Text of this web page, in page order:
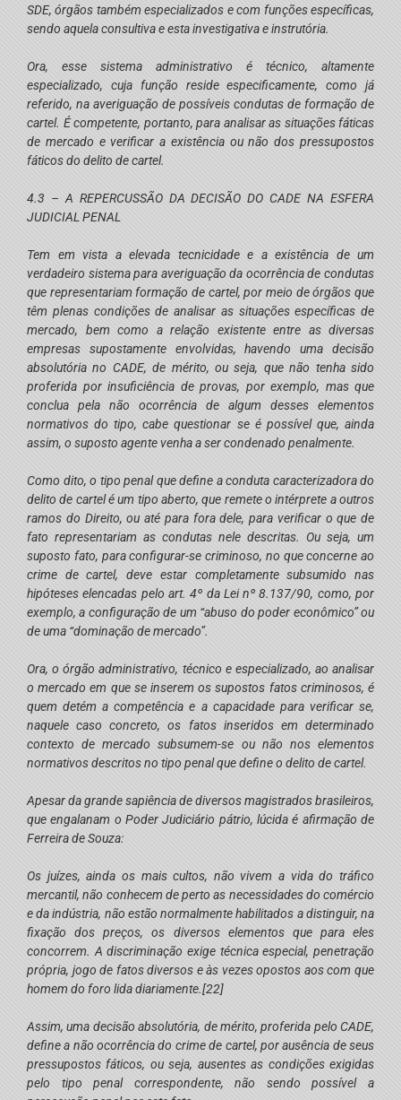
SDE, órgãos também especializados e com funções específicas,
sendo aquela consultiva e esta investigativa e instrutória.
Ora, esse sistema administrativo é técnico, altamente
especializado, cuja função reside especificamente, como já
referido, na averiguação de possíveis condutas de formação de
cartel. É competente, portanto, para analisar as situações fáticas
de mercado e verificar a existência ou não dos pressupostos
fáticos do delito de cartel.
4.3 – A REPERCUSSÃO DA DECISÃO DO CADE NA ESFERA
JUDICIAL PENAL
Tem em vista a elevada tecnicidade e a existência de um
verdadeiro sistema para averiguação da ocorrência de condutas
que representariam formação de cartel, por meio de órgãos que
têm plenas condições de analisar as situações específicas de
mercado, bem como a relação existente entre as diversas
empresas supostamente envolvidas, havendo uma decisão
absolutória no CADE, de mérito, ou seja, que não tenha sido
proferida por insuficiência de provas, por exemplo, mas que
conclua pela não ocorrência de algum desses elementos
normativos do tipo, cabe questionar se é possível que, ainda
assim, o suposto agente venha a ser condenado penalmente.
Como dito, o tipo penal que define a conduta caracterizadora do
delito de cartel é um tipo aberto, que remete o intérprete a outros
ramos do Direito, ou até para fora dele, para verificar o que de
fato representariam as condutas nele descritas. Ou seja, um
suposto fato, para configurar-se criminoso, no que concerne ao
crime de cartel, deve estar completamente subsumido nas
hipóteses elencadas pelo art. 4º da Lei nº 8.137/90, como, por
exemplo, a configuração de um “abuso do poder econômico” ou
de uma “dominação de mercado”.
Ora, o órgão administrativo, técnico e especializado, ao analisar
o mercado em que se inserem os supostos fatos criminosos, é
quem detém a competência e a capacidade para verificar se,
naquele caso concreto, os fatos inseridos em determinado
contexto de mercado subsumem-se ou não nos elementos
normativos descritos no tipo penal que define o delito de cartel.
Apesar da grande sapiência de diversos magistrados brasileiros,
que engalanam o Poder Judiciário pátrio, lúcida é afirmação de
Ferreira de Souza:
Os juízes, ainda os mais cultos, não vivem a vida do tráfico
mercantil, não conhecem de perto as necessidades do comércio
e da indústria, não estão normalmente habilitados a distinguir, na
fixação dos preços, os diversos elementos que para eles
concorrem. A discriminação exige técnica especial, penetração
própria, jogo de fatos diversos e às vezes opostos aos com que
homem do foro lida diariamente.[22]
Assim, uma decisão absolutória, de mérito, proferida pelo CADE,
define a não ocorrência do crime de cartel, por ausência de seus
pressupostos fáticos, ou seja, ausentes as condições exigidas
pelo tipo penal correspondente, não sendo possível a